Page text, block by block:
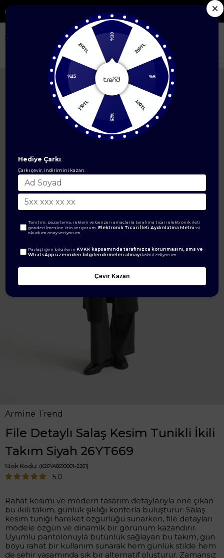
Sezon Ürünlerde %50'ye Varan İndirim
ÜST GİYİM İkili Takım File Detaylı Salaş Kesim Tunikli İkili
Armine Trend
File Detaylı Salaş Kesim Tunikli İkili
Takım Siyah 26YT669
Stok Kodu (K26YA6690001-2261)
5.0
Rahat kesimi ve modern tasarım detaylarıyla öne çıkan
bu ikili takım, günlük şıklığı konforla buluşturur. Salaş
kesim tuniği hareket özgürlüğü sunarken, file detayları
modele özgün ve dinamik bir görünüm kazandırır.
Uyumlu pantolonuyla bütünlük sağlayan bu takım, gün
boyu rahat bir kullanım sunarak hem günlük stilde hem
de şehir yaşamında şık bir alternatif oluşturur. Zamansız
200TL
100TL
150TL
%15
200TL
Hediye Çarkı
Çarkı çevir, indirimini kazan.
Tanıtım, pazarlama, reklam ve benzeri amaçlarla tarafıma ticari elektronik ileti
gönderilmesine izin veriyorum.Elektronik Ticari İleti Aydınlatma Metni 'ni
okudum onay veriyorum.
Paylaştığım bilgilerinKVKK kapsamında tarafınızca korunmasını, sms ve
WhatsApp üzerinden bilgilendirmeleri almayı kabul ediyorum.
Çevir Kazan